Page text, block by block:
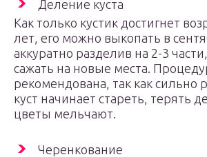
Деление куста
Как только кустик достигнет
лет, его можно выкопать в
аккуратно разделив на 2-3
сажать на новые места.
рекомендована, так как сильно
куст начинает стареть, терять
цветы мельчают.
Черенкование